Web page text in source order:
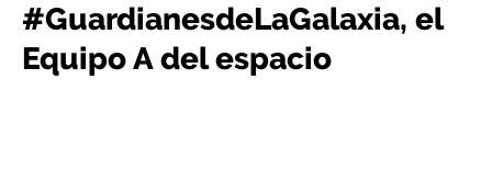
#GuardianesdeLaGalaxia, el
Equipo A del espacio